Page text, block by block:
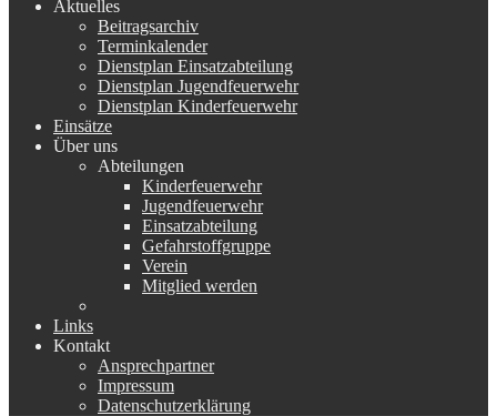
Aktuelles
Beitragsarchiv
Terminkalender
Dienstplan Einsatzabteilung
Dienstplan Jugendfeuerwehr
Dienstplan Kinderfeuerwehr
Einsätze
Über uns
Abteilungen
Kinderfeuerwehr
Jugendfeuerwehr
Einsatzabteilung
Gefahrstoffgruppe
Verein
Mitglied werden
Links
Kontakt
Ansprechpartner
Impressum
Datenschutzerklärung